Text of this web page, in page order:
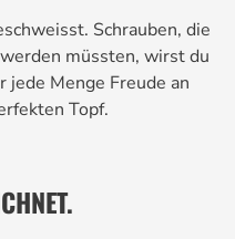
Schrauben, die
müssten, wirst du
jede Menge Freude an
Topf.